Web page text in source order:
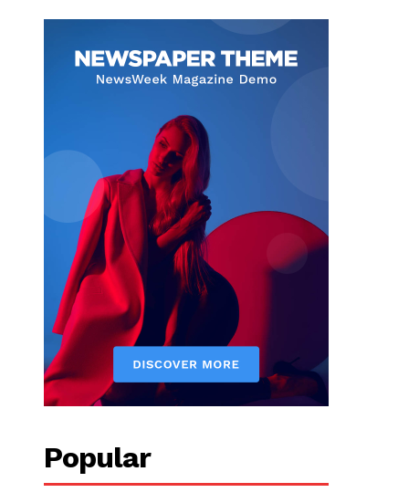
Popular